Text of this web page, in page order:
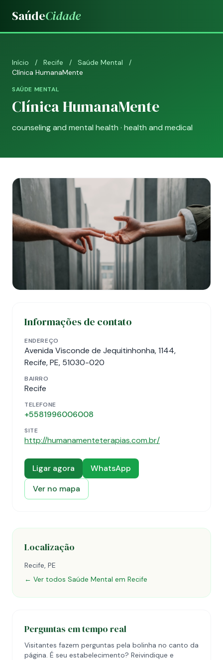
SaúdeCidade
Início / Recife / Saúde Mental
/
Clínica HumanaMente
SAÚDE MENTAL
Clínica HumanaMente
counseling and mental health · health and medical
Informações de contato
ENDEREÇO
Avenida Visconde de Jequitinhonha, 1144,
Recife, PE, 51030-020
BAIRRO
Recife
TELEFONE
+5581996006008
SITE
http://humanamenteterapias.com.br/
Ligar agora
WhatsApp
Ver no mapa
Localização
Recife, PE
← Ver todos Saúde Mental em Recife
Perguntas em tempo real
Visitantes fazem perguntas pela bolinha no canto da
página. É seu estabelecimento? Reivindique e